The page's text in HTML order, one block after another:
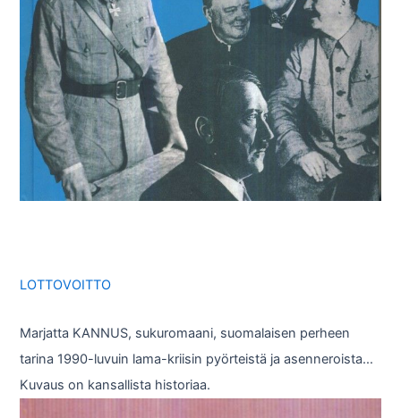
LOTTOVOITTO
Marjatta KANNUS, sukuromaani, suomalaisen perheen
tarina 1990-luvuin lama-kriisin pyörteistä ja asenneroista…
Kuvaus on kansallista historiaa.